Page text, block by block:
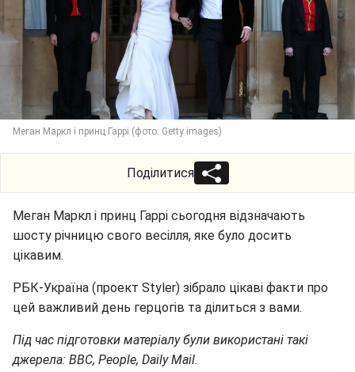
Меган Маркл і принц Гаррі (фото: Getty images)
Поділитися
Меган Маркл і принц Гаррі сьогодня відзначають
шосту річницю свого весілля, яке було досить
цікавим.
РБК-Україна (проект Styler) зібрало цікаві факти про
цей важливий день герцогів та ділиться з вами.
Під час підготовки матеріалу були використані такі
джерела: BBC, People, Daily Mail.